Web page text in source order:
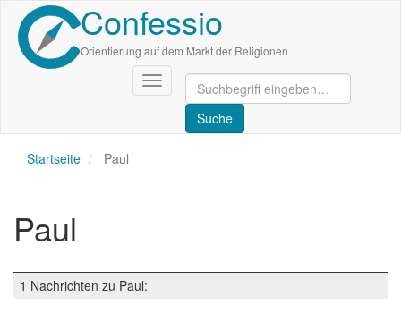
Direkt
zum
Inhalt
Confessio
Orientierung auf dem Markt der Religionen
Navigation
aktivieren/deaktivieren
Startseite Paul
Paul
1 Nachrichten zu Paul: